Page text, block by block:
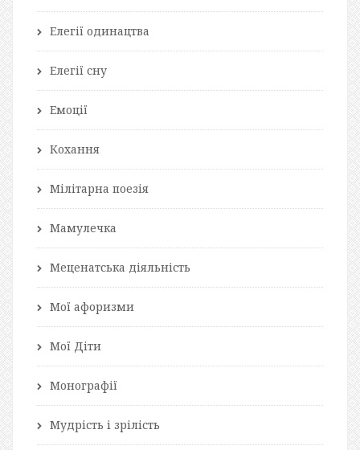
Елегії одинацтва
Елегії сну
Емоції
Кохання
Мілітарна поезія
Мамулечка
Меценатська діяльність
Мої афоризми
Мої Діти
Монографії
Мудрість і зрілість